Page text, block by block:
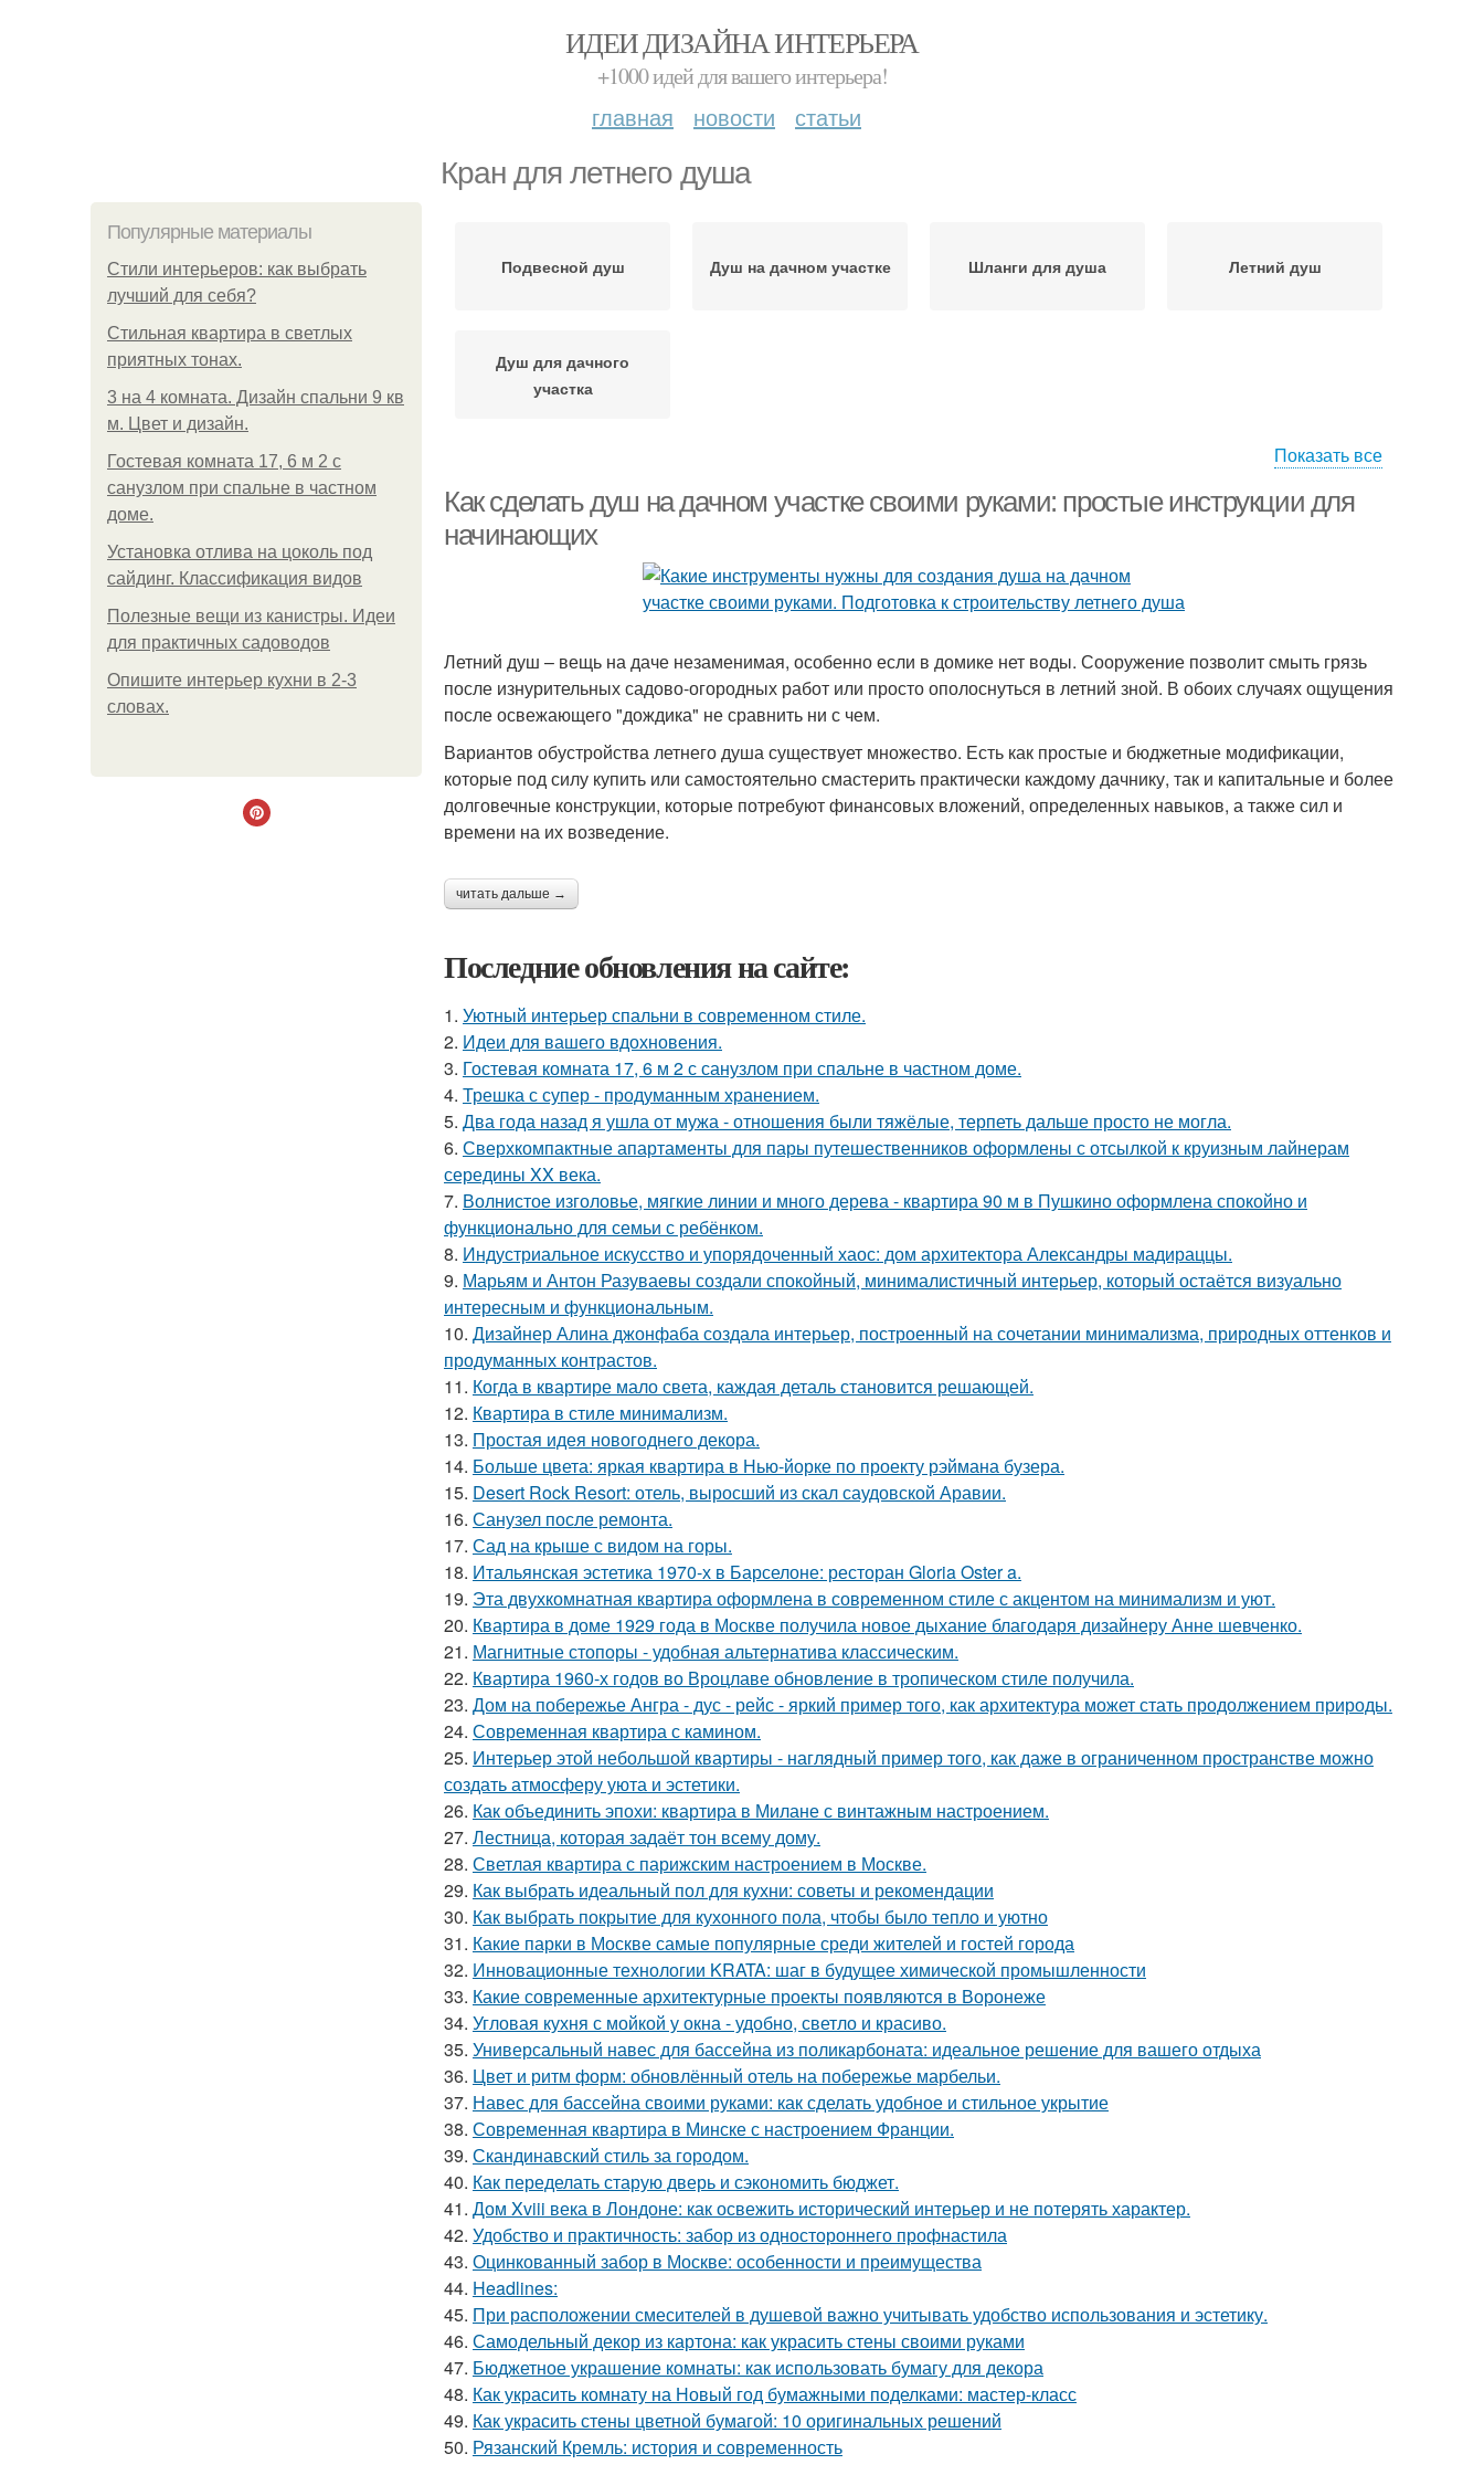
ИДЕИ ДИЗАЙНА ИНТЕРЬЕРА
+1000 идей для вашего интерьера!
главная новости статьи
Кран для летнего душа
Популярные материалы
Стили интерьеров: как выбрать
лучший для себя?
Стильная квартира в светлых
приятных тонах.
3 на 4 комната. Дизайн спальни 9 кв
м. Цвет и дизайн.
Гостевая комната 17, 6 м 2 с
санузлом при спальне в частном
доме.
Установка отлива на цоколь под
сайдинг. Классификация видов
Полезные вещи из канистры. Идеи
для практичных садоводов
Опишите интерьер кухни в 2-3
словах.
Подвесной душ Душ на дачном участке Шланги для душа Летний душ
Душ для дачного
участка
Показать все
Как сделать душ на дачном участке своими руками: простые инструкции для
начинающих
Летний душ – вещь на даче незаменимая, особенно если в домике нет воды. Сооружение позволит смыть грязь
после изнурительных садово-огородных работ или просто ополоснуться в летний зной. В обоих случаях ощущения
после освежающего "дождика" не сравнить ни с чем.
Вариантов обустройства летнего душа существует множество. Есть как простые и бюджетные модификации,
которые под силу купить или самостоятельно смастерить практически каждому дачнику, так и капитальные и более
долговечные конструкции, которые потребуют финансовых вложений, определенных навыков, а также сил и
времени на их возведение.
читать дальше →
Последние обновления на сайте:
1. Уютный интерьер спальни в современном стиле.
2. Идеи для вашего вдохновения.
3. Гостевая комната 17, 6 м 2 с санузлом при спальне в частном доме.
4. Трешка с супер - продуманным хранением.
5. Два года назад я ушла от мужа - отношения были тяжёлые, терпеть дальше просто не могла.
6. Сверхкомпактные апартаменты для пары путешественников оформлены с отсылкой к круизным лайнерам
середины XX века.
7. Волнистое изголовье, мягкие линии и много дерева - квартира 90 м в Пушкино оформлена спокойно и
функционально для семьи с ребёнком.
8. Индустриальное искусство и упорядоченный хаос: дом архитектора Александры мадираццы.
9. Марьям и Антон Разуваевы создали спокойный, минималистичный интерьер, который остаётся визуально
интересным и функциональным.
10. Дизайнер Алина джонфаба создала интерьер, построенный на сочетании минимализма, природных оттенков и
продуманных контрастов.
11. Когда в квартире мало света, каждая деталь становится решающей.
12. Квартира в стиле минимализм.
13. Простая идея новогоднего декора.
14. Больше цвета: яркая квартира в Нью-йорке по проекту рэймана бузера.
15. Desert Rock Resort: отель, выросший из скал саудовской Аравии.
16. Санузел после ремонта.
17. Сад на крыше с видом на горы.
18. Итальянская эстетика 1970-х в Барселоне: ресторан Gloria Oster a.
19. Эта двухкомнатная квартира оформлена в современном стиле с акцентом на минимализм и уют.
20. Квартира в доме 1929 года в Москве получила новое дыхание благодаря дизайнеру Анне шевченко.
21. Магнитные стопоры - удобная альтернатива классическим.
22. Квартира 1960-х годов во Вроцлаве обновление в тропическом стиле получила.
23. Дом на побережье Ангра - дус - рейс - яркий пример того, как архитектура может стать продолжением природы.
24. Современная квартира с камином.
25. Интерьер этой небольшой квартиры - наглядный пример того, как даже в ограниченном пространстве можно
создать атмосферу уюта и эстетики.
26. Как объединить эпохи: квартира в Милане с винтажным настроением.
27. Лестница, которая задаёт тон всему дому.
28. Светлая квартира с парижским настроением в Москве.
29. Как выбрать идеальный пол для кухни: советы и рекомендации
30. Как выбрать покрытие для кухонного пола, чтобы было тепло и уютно
31. Какие парки в Москве самые популярные среди жителей и гостей города
32. Инновационные технологии KRATA: шаг в будущее химической промышленности
33. Какие современные архитектурные проекты появляются в Воронеже
34. Угловая кухня с мойкой у окна - удобно, светло и красиво.
35. Универсальный навес для бассейна из поликарбоната: идеальное решение для вашего отдыха
36. Цвет и ритм форм: обновлённый отель на побережье марбельи.
37. Навес для бассейна своими руками: как сделать удобное и стильное укрытие
38. Современная квартира в Минске с настроением Франции.
39. Скандинавский стиль за городом.
40. Как переделать старую дверь и сэкономить бюджет.
41. Дом Xviii века в Лондоне: как освежить исторический интерьер и не потерять характер.
42. Удобство и практичность: забор из одностороннего профнастила
43. Оцинкованный забор в Москве: особенности и преимущества
44. Headlines:
45. При расположении смесителей в душевой важно учитывать удобство использования и эстетику.
46. Самодельный декор из картона: как украсить стены своими руками
47. Бюджетное украшение комнаты: как использовать бумагу для декора
48. Как украсить комнату на Новый год бумажными поделками: мастер-класс
49. Как украсить стены цветной бумагой: 10 оригинальных решений
50. Рязанский Кремль: история и современность